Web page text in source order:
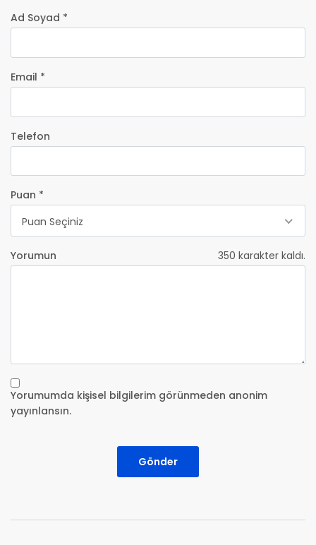
Ad Soyad *
Email *
Telefon
Puan *
Puan Seçiniz
Yorumun 350 karakter kaldı.
Yorumumda kişisel bilgilerim görünmeden anonim
yayınlansın.
Gönder